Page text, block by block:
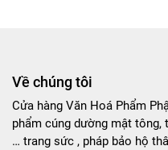
Về chúng tôi
Cửa hàng Văn Hoá Phẩm
phẩm cúng dường mật tông,
… trang sức , pháp bảo hộ